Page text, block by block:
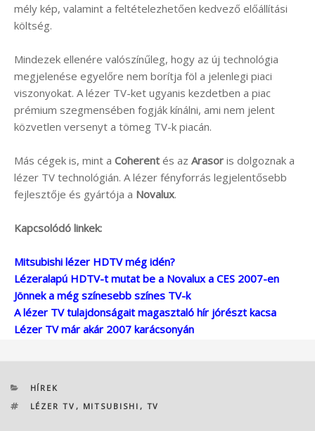
mély kép, valamint a feltételezhetően kedvező előállítási
költség.
Mindezek ellenére valószínűleg, hogy az új technológia
megjelenése egyelőre nem borítja föl a jelenlegi piaci
viszonyokat. A lézer TV-ket ugyanis kezdetben a piac
prémium szegmensében fogják kínálni, ami nem jelent
közvetlen versenyt a tömeg TV-k piacán.
Más cégek is, mint a Coherent és az Arasor is dolgoznak a
lézer TV technológián. A lézer fényforrás legjelentősebb
fejlesztője és gyártója a Novalux.
Kapcsolódó linkek:
Mitsubishi lézer HDTV még idén?
Lézeralapú HDTV-t mutat be a Novalux a CES 2007-en
Jönnek a még színesebb színes TV-k
A lézer TV tulajdonságait magasztaló hír jórészt kacsa
Lézer TV már akár 2007 karácsonyán
KATEGÓRIÁK
HÍREK
CÍMKÉK
LÉZER TV , MITSUBISHI , TV